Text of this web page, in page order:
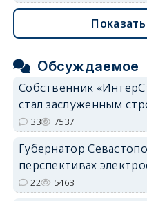
Обсуждаемое
Собственник
стал заслуженным
33 7537
Губернатор
перспективах
22 5463